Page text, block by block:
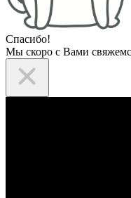
Спасибо!
Мы скоро с Вами